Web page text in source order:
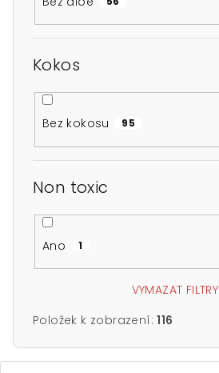
Kokos
Bez kokosu 95
Non toxic
Ano 1
VYMAZAT FILTRY
Položek k zobrazení:116